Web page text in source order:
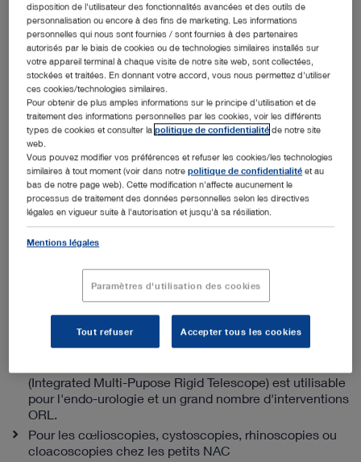
L'optique opératoire, compacte et
universelle
Optique opératoire compacte et universelle
Conseils professionnels
(Integrated Multi-Pupose Rigid Telescope) est utilisable
pour l'endo-urologie et un grand nombre d'interventions
ORL.
Pour les cœlioscopies, cystoscopies, rhinoscopies ou
cloacoscopies chez les petits NAC
disposition de l'utilisateur des fonctionnalités avancées et des outils de
personnalisation ou encore à des fins de marketing. Les informations
personnelles qui nous sont fournies / sont fournies à des partenaires
autorisés par le biais de cookies ou de technologies similaires installés sur
votre appareil terminal à chaque visite de notre site web, sont collectées,
stockées et traitées. En donnant votre accord, vous nous permettez d'utiliser
ces cookies/technologies similaires.
Pour obtenir de plus amples informations sur le principe d'utilisation et de
traitement des informations personnelles par les cookies, voir les différents
types de cookies et consulter lapolitique de confidentialité de notre site
web.
Vous pouvez modifier vos préférences et refuser les cookies/les technologies
similaires à tout moment (voir dans notrepolitique de confidentialité et au
bas de notre page web). Cette modification n'affecte aucunement le
processus de traitement des données personnelles selon les directives
légales en vigueur suite à l'autorisation et jusqu'à sa résiliation.
Mentions légales
Paramètres d'utilisation des cookies
Tout refuser Accepter tous les cookies